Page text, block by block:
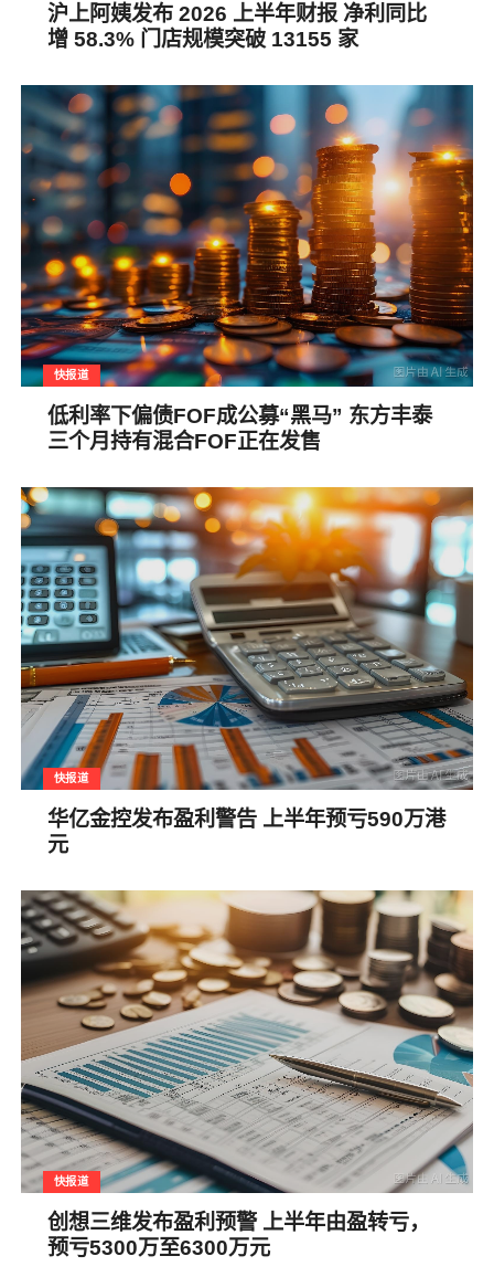
沪上阿姨发布 2026 上半年财报 净利同比
增 58.3% 门店规模突破 13155 家
快报道
低利率下偏债FOF成公募“黑马” 东方丰泰
三个月持有混合FOF正在发售
快报道
华亿金控发布盈利警告 上半年预亏590万港
元
快报道
创想三维发布盈利预警 上半年由盈转亏，
预亏5300万至6300万元